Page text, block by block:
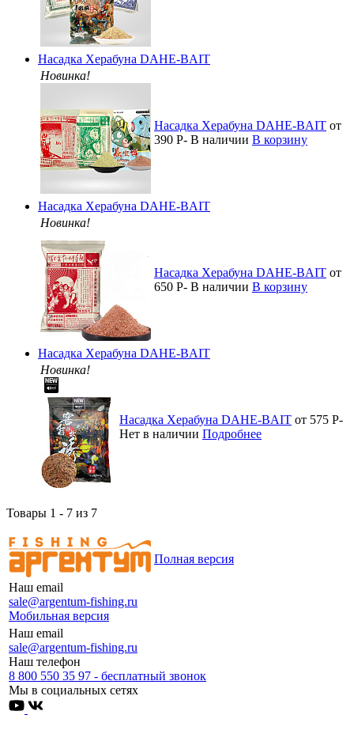
Насадка Херабуна DAHE-BAIT
Новинка!
Насадка Херабуна DAHE-BAIT от
390 Р- В наличии В корзину
Насадка Херабуна DAHE-BAIT
Новинка!
Насадка Херабуна DAHE-BAIT от
650 Р- В наличии В корзину
Насадка Херабуна DAHE-BAIT
Новинка!
Насадка Херабуна DAHE-BAIT от 575 Р-
Нет в наличии Подробнее
Товары 1 - 7 из 7
Наш email
sale@argentum-fishing.ru
Мобильная версия
Полная версия
Наш email
sale@argentum-fishing.ru
Наш телефон
8 800 550 35 97 - бесплатный звонок
Мы в социальных сетях